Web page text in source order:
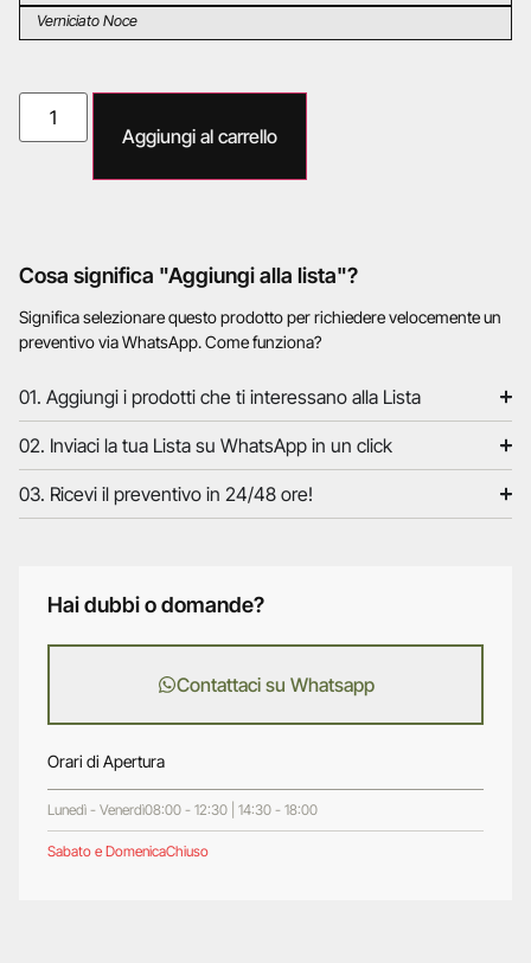
Verniciato Noce
Aggiungi al carrello
Cosa significa "Aggiungi alla lista"?
Significa selezionare questo prodotto per richiedere velocemente un
preventivo via WhatsApp. Come funziona?
01. Aggiungi i prodotti che ti interessano alla Lista
02. Inviaci la tua Lista su WhatsApp in un click
03. Ricevi il preventivo in 24/48 ore!
Hai dubbi o domande?
Contattaci su Whatsapp
Orari di Apertura
Lunedì - Venerdì08:00 - 12:30 | 14:30 - 18:00
Sabato e DomenicaChiuso